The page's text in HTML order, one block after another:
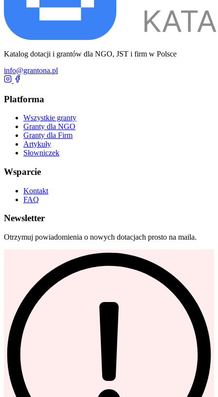
Katalog dotacji i grantów dla NGO, JST i firm w Polsce
info@grantona.pl
Platforma
Wszystkie granty
Granty dla NGO
Granty dla Firm
Artykuły
Słowniczek
Wsparcie
Kontakt
FAQ
Newsletter
Otrzymuj powiadomienia o nowych dotacjach prosto na maila.